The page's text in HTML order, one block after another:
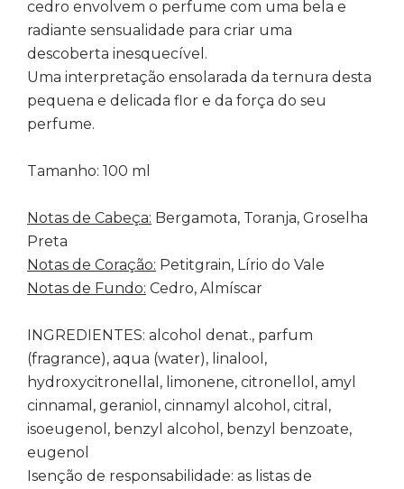
cedro envolvem o perfume com uma bela e
radiante sensualidade para criar uma
descoberta inesquecível.
Uma interpretação ensolarada da ternura desta
pequena e delicada flor e da força do seu
perfume.
Tamanho: 100 ml
Notas de Cabeça: Bergamota, Toranja, Groselha
Preta
Notas de Coração: Petitgrain, Lírio do Vale
Notas de Fundo: Cedro, Almíscar
INGREDIENTES: alcohol denat., parfum
(fragrance), aqua (water), linalool,
hydroxycitronellal, limonene, citronellol, amyl
cinnamal, geraniol, cinnamyl alcohol, citral,
isoeugenol, benzyl alcohol, benzyl benzoate,
eugenol
Isenção de responsabilidade: as listas de